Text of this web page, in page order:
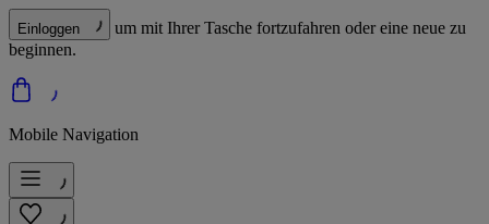
Einloggen
um mit Ihrer Tasche fortzufahren oder eine neue zu
beginnen.
Mobile Navigation